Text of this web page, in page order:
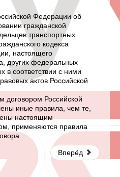
Федерации об
гражданской
транспортных
кодекса
настоящего
других федеральных
в соответствии с ними
актов Российской
договором Российской
иные правила, чем те,
настоящим
применяются правила
Вперёд